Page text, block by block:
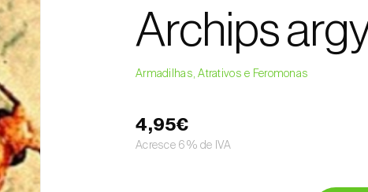
Archips
Armadilhas, Atrativos e Feromonas
4,95€
Acresce 6% de IVA